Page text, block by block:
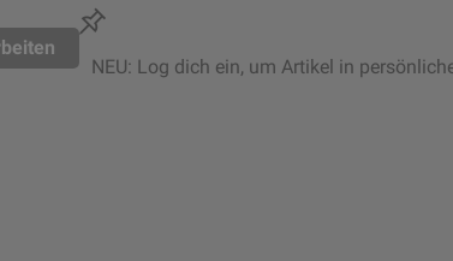
NEU: Log dich ein, um Artikel in